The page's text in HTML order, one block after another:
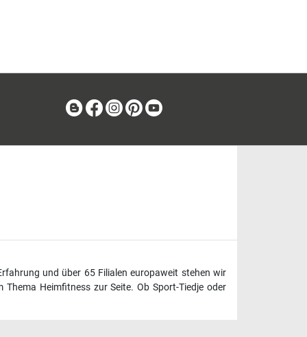
BlogFacebook
Instagram
Pinterest
und über 65 Filialen europaweit stehen wir
Heimfitness zur Seite. Ob Sport-Tiedje oder